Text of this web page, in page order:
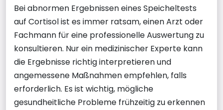
Bei abnormen Ergebnissen eines Speicheltests
auf Cortisol ist es immer ratsam, einen Arzt oder
Fachmann für eine professionelle Auswertung zu
konsultieren. Nur ein medizinischer Experte kann
die Ergebnisse richtig interpretieren und
angemessene Maßnahmen empfehlen, falls
erforderlich. Es ist wichtig, mögliche
gesundheitliche Probleme frühzeitig zu erkennen